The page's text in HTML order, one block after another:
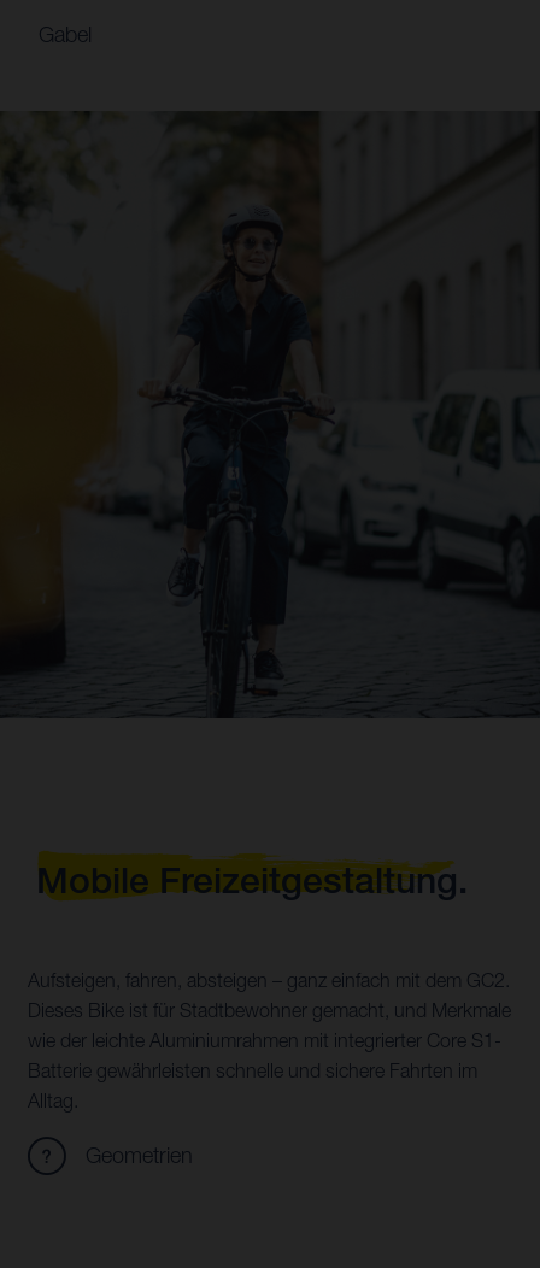
Gabel
Mobile Freizeitgestaltung.
Aufsteigen, fahren, absteigen – ganz einfach mit dem GC2.
Dieses Bike ist für Stadtbewohner gemacht, und Merkmale
wie der leichte Aluminiumrahmen mit integrierter Core S1-
Batterie gewährleisten schnelle und sichere Fahrten im
Alltag.
Geometrien